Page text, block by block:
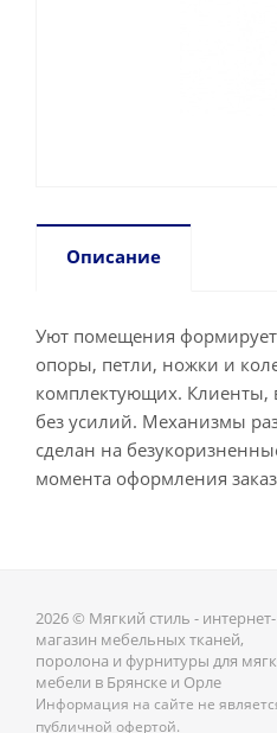
Описание
Уют помещения
опоры, петли, ножки и
комплектующих. Клиенты,
без усилий. Механизмы
сделан на
момента оформления
2026 © Мягкий стиль - интернет-
магазин мебельных тканей,
поролона и фурнитуры для
мебели в Брянске и Орле
Информация на сайте не
публичной офертой.